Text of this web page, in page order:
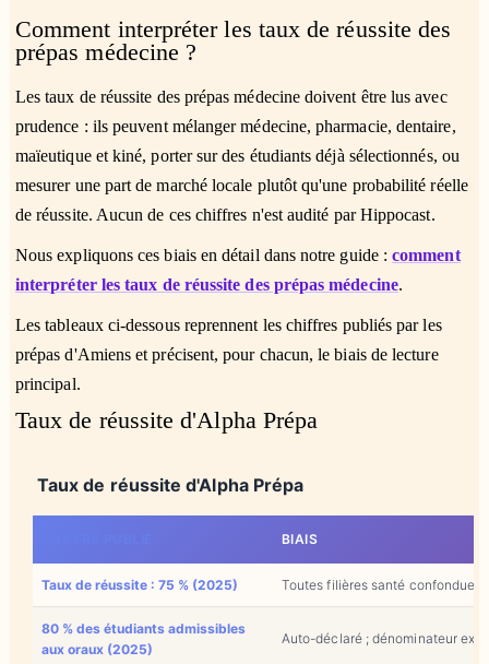
Comment interpréter les taux de réussite des
prépas médecine ?
Les taux de réussite des prépas médecine doivent être lus avec
prudence : ils peuvent mélanger médecine, pharmacie, dentaire,
maïeutique et kiné, porter sur des étudiants déjà sélectionnés, ou
mesurer une part de marché locale plutôt qu'une probabilité réelle
de réussite. Aucun de ces chiffres n'est audité par Hippocast.
Nous expliquons ces biais en détail dans notre guide :comment
interpréter les taux de réussite des prépas médecine.
Les tableaux ci-dessous reprennent les chiffres publiés par les
prépas d'Amiens et précisent, pour chacun, le biais de lecture
principal.
Taux de réussite d'Alpha Prépa
Taux de réussite d'Alpha Prépa
BIAIS
Taux de réussite : 75 % (2025) Toutes filières santé confondues
80 % des étudiants admissibles
aux oraux (2025)
Auto-déclaré ; dénominateur